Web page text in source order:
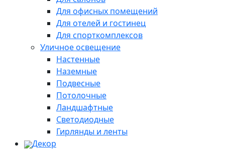
Для офисных помещений
Для отелей и гостинец
Для спорткомплексов
Уличное освещение
Настенные
Наземные
Подвесные
Потолочные
Ландшафтные
Светодиодные
Гирлянды и ленты
Декор